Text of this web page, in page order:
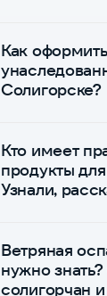
Как
Солигорске?
Кто имеет
продукты
Узнали,
Ветряная
нужно
солигорчан